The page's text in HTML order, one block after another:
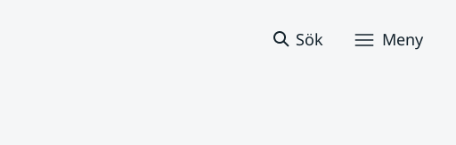
Sök Meny